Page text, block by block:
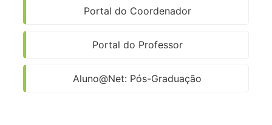
Portal do Coordenador
Portal do Professor
Aluno@Net: Pós-Graduação